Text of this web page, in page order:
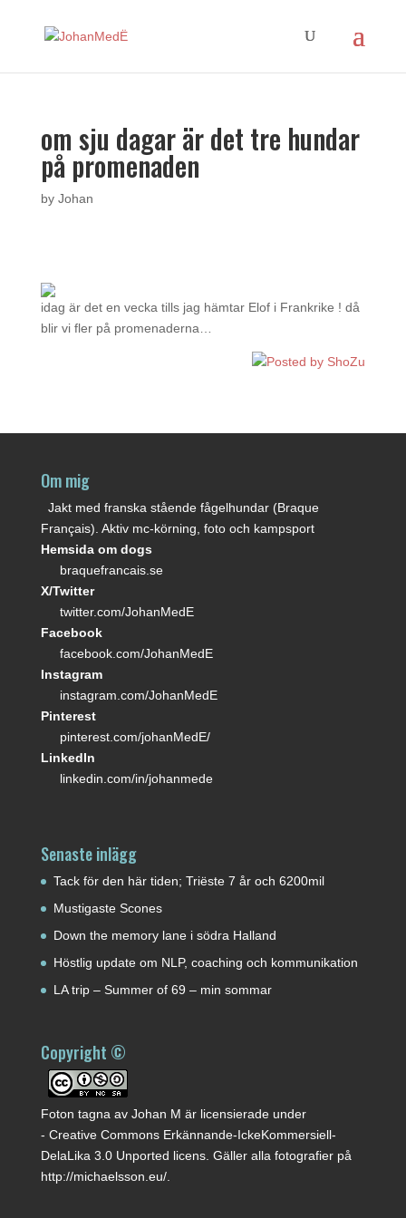
om sju dagar är det tre hundar
på promenaden
by Johan
idag är det en vecka tills jag hämtar Elof i Frankrike ! då
blir vi fler på promenaderna…
Om mig
Jakt med franska stående fågelhundar (Braque
Français). Aktiv mc-körning, foto och kampsport
Hemsida om dogs
braquefrancais.se
X/Twitter
twitter.com/JohanMedE
Facebook
facebook.com/JohanMedE
Instagram
instagram.com/JohanMedE
Pinterest
pinterest.com/johanMedE/
LinkedIn
linkedin.com/in/johanmede
Senaste inlägg
Tack för den här tiden; Triëste 7 år och 6200mil
Mustigaste Scones
Down the memory lane i södra Halland
Höstlig update om NLP, coaching och kommunikation
LA trip – Summer of 69 – min sommar
Copyright ©
Foton tagna av Johan M är licensierade under
- Creative Commons Erkännande-IckeKommersiell-
DelaLika 3.0 Unported licens. Gäller alla fotografier på
http://michaelsson.eu/.